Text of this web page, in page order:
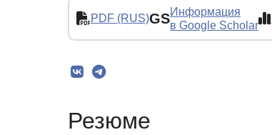
PDF (RUS)GSИнформация
в Google Scholar
Резюме